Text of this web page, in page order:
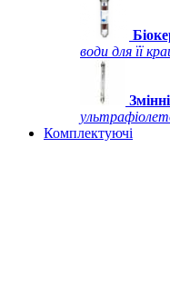
води для її
Комплектуючі